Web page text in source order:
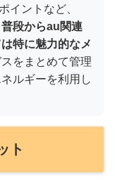
イントなど、
普段からau関連
特に魅力的なメ
をまとめて管理
ルギーを利用し
ト